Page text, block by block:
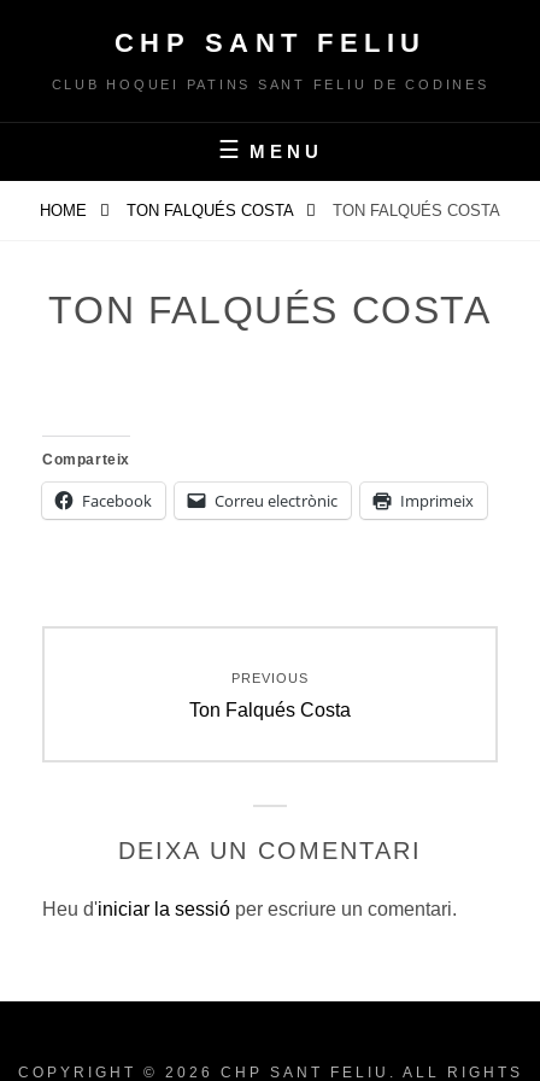
content
CHP SANT FELIU
CLUB HOQUEI PATINS SANT FELIU DE CODINES
MENU
HOME TON FALQUÉS COSTA TON FALQUÉS COSTA
TON FALQUÉS COSTA
Comparteix
Facebook Correu electrònic Imprimeix
d'entrades
PREVIOUS
Previous
Ton Falqués Costa
DEIXA UN COMENTARI
Heu d'iniciar la sessió per escriure un comentari.
COPYRIGHT © 2026 CHP SANT FELIU . ALL RIGHTS